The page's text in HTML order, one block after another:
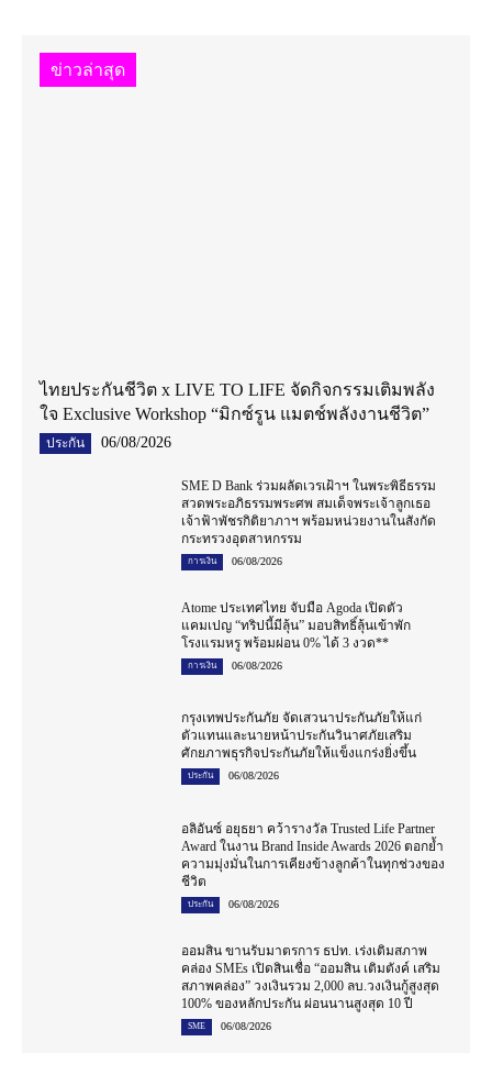
ข่าวล่าสุด
ไทยประกันชีวิต x LIVE TO LIFE จัดกิจกรรมเติมพลัง
ใจ Exclusive Workshop “มิกซ์รูน แมตช์พลังงานชีวิต”
ประกัน 06/08/2026
SME D Bank ร่วมผลัดเวรเฝ้าฯ ในพระพิธีธรรม
สวดพระอภิธรรมพระศพ สมเด็จพระเจ้าลูกเธอ
เจ้าฟ้าพัชรกิติยาภาฯ พร้อมหน่วยงานในสังกัด
กระทรวงอุตสาหกรรม
การเงิน 06/08/2026
Atome ประเทศไทย จับมือ Agoda เปิดตัว
แคมเปญ “ทริปนี้มีลุ้น” มอบสิทธิ์ลุ้นเข้าพัก
โรงแรมหรู พร้อมผ่อน 0% ได้ 3 งวด**
การเงิน 06/08/2026
กรุงเทพประกันภัย จัดเสวนาประกันภัยให้แก่
ตัวแทนและนายหน้าประกันวินาศภัยเสริม
ศักยภาพธุรกิจประกันภัยให้แข็งแกร่งยิ่งขึ้น
ประกัน 06/08/2026
อลิอันซ์ อยุธยา คว้ารางวัล Trusted Life Partner
Award ในงาน Brand Inside Awards 2026 ตอกย้ำ
ความมุ่งมั่นในการเคียงข้างลูกค้าในทุกช่วงของ
ชีวิต
ประกัน 06/08/2026
ออมสิน ขานรับมาตรการ ธปท. เร่งเติมสภาพ
คล่อง SMEs เปิดสินเชื่อ “ออมสิน เติมตังค์ เสริม
สภาพคล่อง” วงเงินรวม 2,000 ลบ.วงเงินกู้สูงสุด
100% ของหลักประกัน ผ่อนนานสูงสุด 10 ปี
SME 06/08/2026